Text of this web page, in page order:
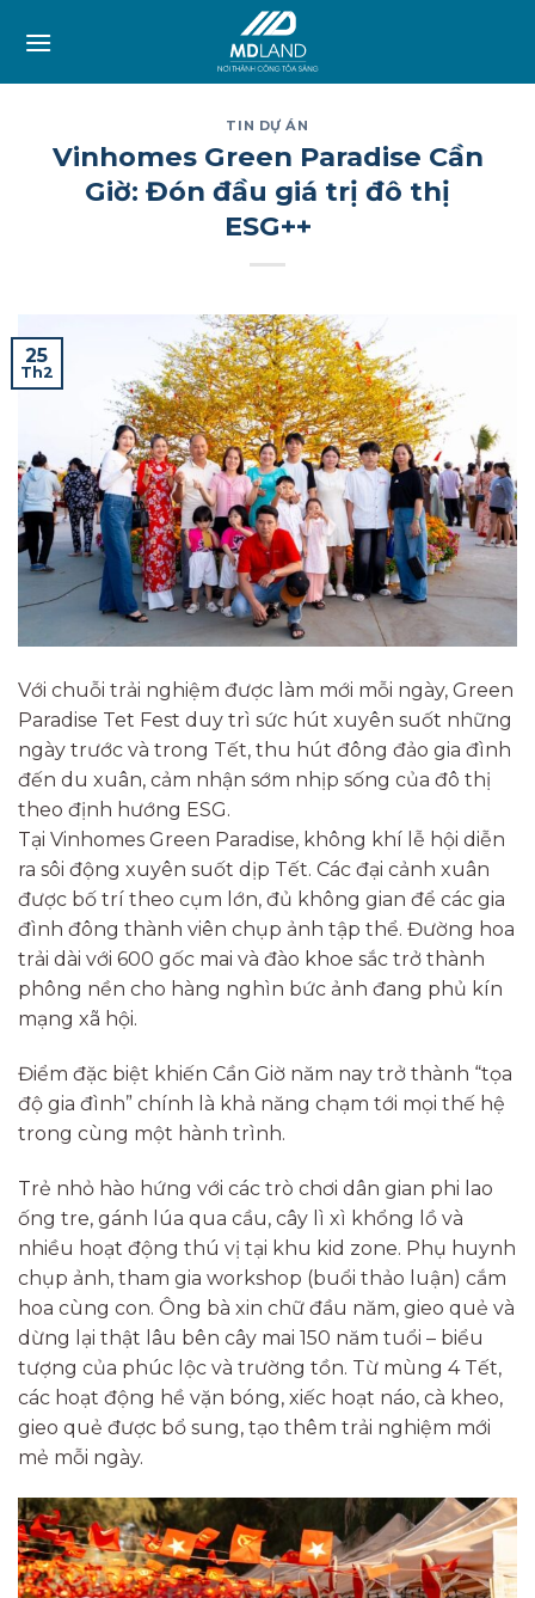
TIN DỰ ÁN
Vinhomes Green Paradise Cần
Giờ: Đón đầu giá trị đô thị
ESG++
25
Th2
Với chuỗi trải nghiệm được làm mới mỗi ngày, Green
Paradise Tet Fest duy trì sức hút xuyên suốt những
ngày trước và trong Tết, thu hút đông đảo gia đình
đến du xuân, cảm nhận sớm nhịp sống của đô thị
theo định hướng ESG.
Tại Vinhomes Green Paradise, không khí lễ hội diễn
ra sôi động xuyên suốt dịp Tết. Các đại cảnh xuân
được bố trí theo cụm lớn, đủ không gian để các gia
đình đông thành viên chụp ảnh tập thể. Đường hoa
trải dài với 600 gốc mai và đào khoe sắc trở thành
phông nền cho hàng nghìn bức ảnh đang phủ kín
mạng xã hội.
Điểm đặc biệt khiến Cần Giờ năm nay trở thành “tọa
độ gia đình” chính là khả năng chạm tới mọi thế hệ
trong cùng một hành trình.
Trẻ nhỏ hào hứng với các trò chơi dân gian phi lao
ống tre, gánh lúa qua cầu, cây lì xì khổng lồ và
nhiều hoạt động thú vị tại khu kid zone. Phụ huynh
chụp ảnh, tham gia workshop (buổi thảo luận) cắm
hoa cùng con. Ông bà xin chữ đầu năm, gieo quẻ và
dừng lại thật lâu bên cây mai 150 năm tuổi – biểu
tượng của phúc lộc và trường tồn. Từ mùng 4 Tết,
các hoạt động hề vặn bóng, xiếc hoạt náo, cà kheo,
gieo quẻ được bổ sung, tạo thêm trải nghiệm mới
mẻ mỗi ngày.